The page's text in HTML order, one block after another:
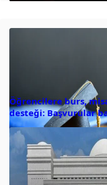
Öğrencilere burs,
desteği: Başvurular